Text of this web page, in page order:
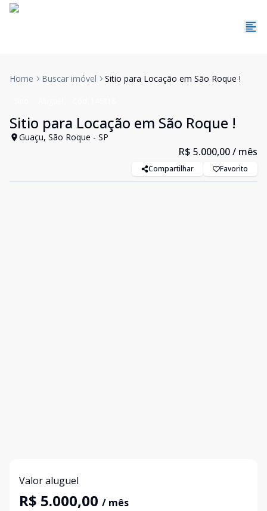
Home Buscar imóvel Sitio para Locação em São Roque !
Sitio para Locação em São Roque !
Guaçu, São Roque - SP
R$ 5.000,00/ mês
Compartilhar Favorito
Valor aluguel
R$ 5.000,00 / mês